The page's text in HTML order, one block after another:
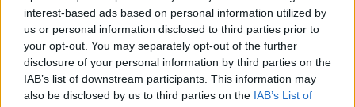
interest-based ads based on personal information utilized by
us or personal information disclosed to third parties prior to
your opt-out. You may separately opt-out of the further
disclosure of your personal information by third parties on the
IAB’s list of downstream participants. This information may
also be disclosed by us to third parties on the IAB’s List of
Condividi l'articolo
F
a
T
w
Pi
n
W
h
S
h